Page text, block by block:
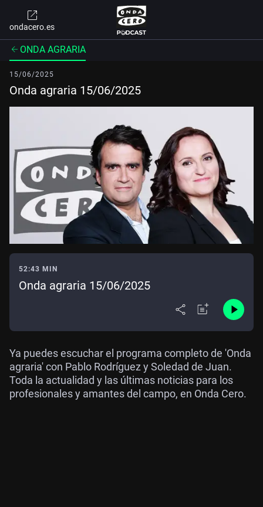
ondacero.es
ONDA AGRARIA
15/06/2025
Onda agraria 15/06/2025
52:43 MIN
Onda agraria 15/06/2025
Ya puedes escuchar el programa completo de 'Onda
agraria' con Pablo Rodríguez y Soledad de Juan.
Toda la actualidad y las últimas noticias para los
profesionales y amantes del campo, en Onda Cero.